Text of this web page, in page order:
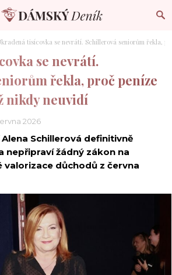
tisícovka se nevrátí. Schillerová seniorům řekla,
se nevrátí.
řekla, proč peníze
nikdy neuvidí
2026
Schillerová definitivně
nepřipraví žádný zákon na
valorizace důchodů z června